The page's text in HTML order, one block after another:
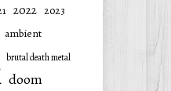
2022 2023
ambient
brutal death metal
doom